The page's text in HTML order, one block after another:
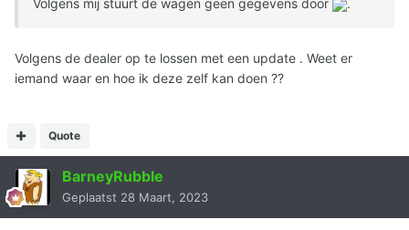
Volgens mij stuurt de wagen geen gegevens door
.
Volgens de dealer op te lossen met een update . Weet er
iemand waar en hoe ik deze zelf kan doen ??
Quote
BarneyRubble
Geplaatst 28 Maart, 2023